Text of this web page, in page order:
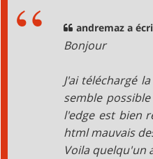
andremaz a
Bonjour
J'ai téléchargé
semble
l'edge est bien
html mauvais
Voila quelqu'un